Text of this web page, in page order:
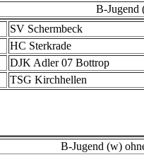
B-Jugend
SV Schermbeck
HC Sterkrade
DJK Adler 07 Bottrop
TSG Kirchhellen
B-Jugend (w)